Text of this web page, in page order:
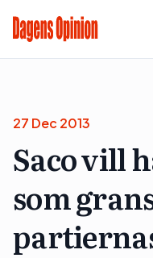
27 Dec 2013
Saco vill
som